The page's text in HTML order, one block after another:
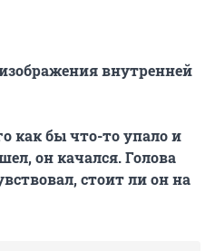
внутренней
как бы что-то упало и
он качался. Голова
стоит ли он на